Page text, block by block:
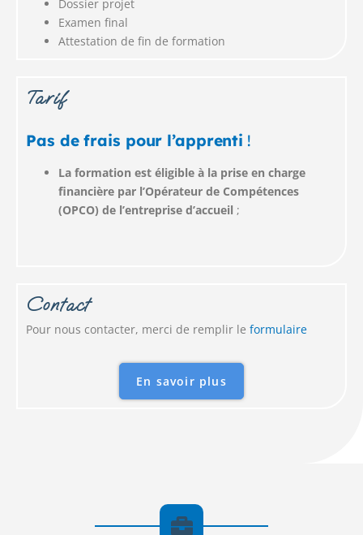
Dossier projet
Examen final
Attestation de fin de formation
Tarif
Pas de frais pour l’apprenti !
La formation est éligible à la prise en charge
financière par l’Opérateur de Compétences
(OPCO) de l’entreprise d’accueil ;
Contact
Pour nous contacter, merci de remplir le formulaire
En savoir plus